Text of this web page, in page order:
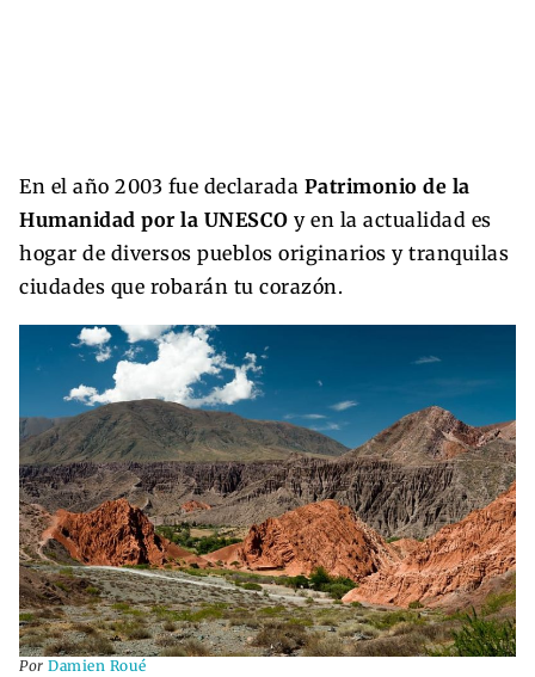
En el año 2003 fue declarada Patrimonio de la
Humanidad por la UNESCO y en la actualidad es
hogar de diversos pueblos originarios y tranquilas
ciudades que robarán tu corazón.
Por Damien Roué